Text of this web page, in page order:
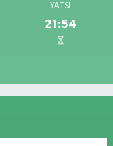
YATSI
21:54